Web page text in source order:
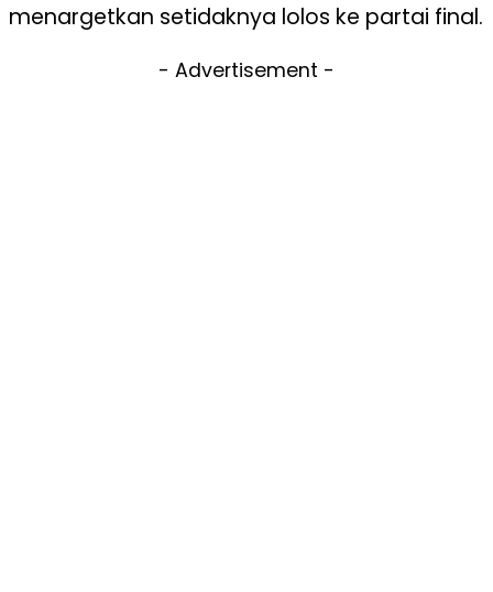
menargetkan setidaknya lolos ke partai final.
- Advertisement -